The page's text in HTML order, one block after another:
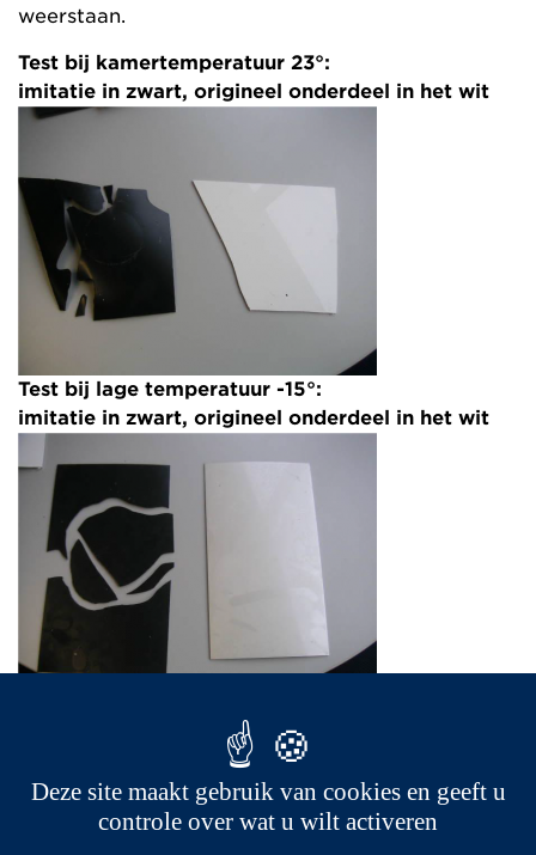
weerstaan.
Test bij kamertemperatuur 23°:
imitatie in zwart, origineel onderdeel in het wit
Test bij lage temperatuur -15°:
imitatie in zwart, origineel onderdeel in het wit
Om samen te vatten, imitatie onderdelen tonen
een belangrijk risico voor de veiligheid aan. In
feite, gezien de uitgevoerde schoktesten en de
(hiervoor genoemde) resultaten, zien we dat de
imitatie onderdelen in grootte, stugge stukken
Deze site maakt gebruik van cookies en geeft u
controle over wat u wilt activeren